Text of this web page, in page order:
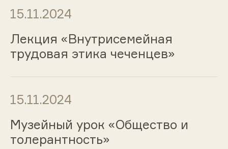
15.11.2024
Лекция «Внутрисемейная
трудовая этика чеченцев»
15.11.2024
Музейный урок «Общество и
толерантность»